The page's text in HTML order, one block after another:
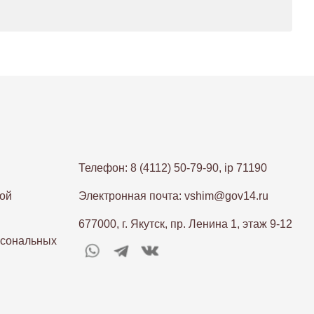
Телефон: 8 (4112) 50-79-90, ip 71190
Электронная почта: vshim@gov14.ru
677000, г. Якутск, пр. Ленина 1, этаж 9-12